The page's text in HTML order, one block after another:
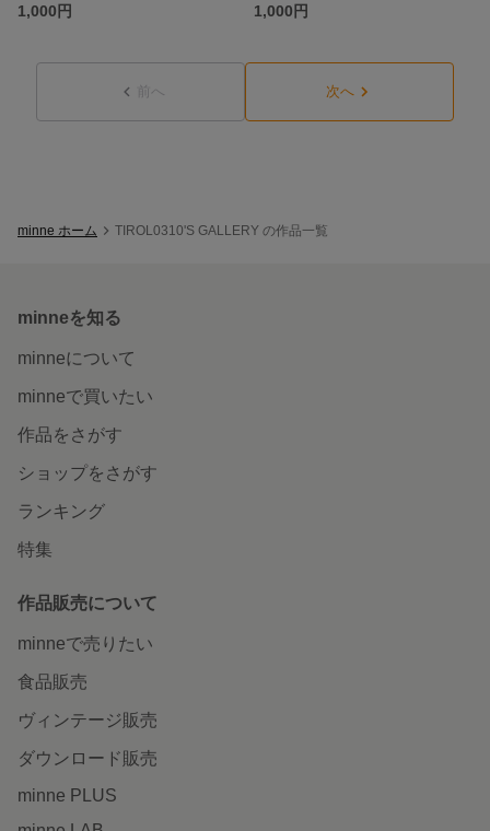
1,000円
1,000円
前へ 次へ
minne ホーム TIROL0310'S GALLERY の作品一覧
minneを知る
minneについて
minneで買いたい
作品をさがす
ショップをさがす
ランキング
特集
作品販売について
minneで売りたい
食品販売
ヴィンテージ販売
ダウンロード販売
minne PLUS